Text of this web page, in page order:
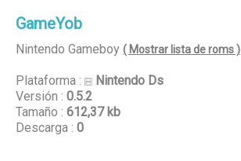
GameYob
Nintendo Gameboy ( Mostrar lista de roms )
Plataforma :
Nintendo Ds
Versión : 0.5.2
Tamaño : 612,37 kb
Descarga : 0